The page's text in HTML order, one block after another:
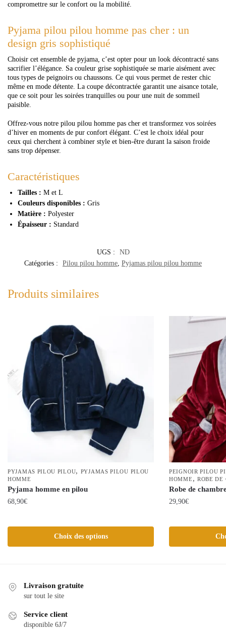
compromettre sur le confort ou la mobilité.
Pyjama pilou pilou homme pas cher : un
design gris sophistiqué
Choisir cet ensemble de pyjama, c’est opter pour un look décontracté sans
sacrifier l’élégance. Sa couleur grise sophistiquée se marie aisément avec
tous types de peignoirs ou chaussons. Ce qui vous permet de rester chic
même en mode détente. La coupe décontractée garantit une aisance totale,
que ce soit pour les soirées tranquilles ou pour une nuit de sommeil
paisible.
Offrez-vous notre pilou pilou homme pas cher et transformez vos soirées
d’hiver en moments de pur confort élégant. C’est le choix idéal pour
ceux qui cherchent à combiner style et bien-être durant la saison froide
sans trop dépenser.
Caractéristiques
Tailles : M et L
Couleurs disponibles : Gris
Matière : Polyester
Épaisseur : Standard
UGS :
ND
Catégories :
Pilou pilou homme Pyjamas pilou pilou homme
Produits similaires
PYJAMAS PILOU PILOU, PYJAMAS PILOU PILOU
HOMME
Pyjama homme en pilou
68,90€
Choix des options
produit
options
être
choisies
PEIGNOIR PILOU
HOMME, ROBE DE
Robe de
29,90€
produit
Livraison gratuite
sur tout le site
Service client
disponible 6J/7